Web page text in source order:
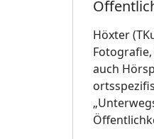
Höxter
auch